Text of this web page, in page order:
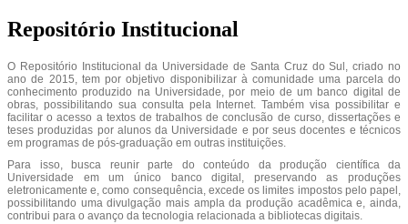
Repositório Institucional
O Repositório Institucional da Universidade de Santa Cruz do Sul, criado no
ano de 2015, tem por objetivo disponibilizar à comunidade uma parcela do
conhecimento produzido na Universidade, por meio de um banco digital de
obras, possibilitando sua consulta pela Internet. Também visa possibilitar e
facilitar o acesso a textos de trabalhos de conclusão de curso, dissertações e
teses produzidas por alunos da Universidade e por seus docentes e técnicos
em programas de pós-graduação em outras instituições.
Para isso, busca reunir parte do conteúdo da produção científica da
Universidade em um único banco digital, preservando as produções
eletronicamente e, como consequência, excede os limites impostos pelo papel,
possibilitando uma divulgação mais ampla da produção acadêmica e, ainda,
contribui para o avanço da tecnologia relacionada a bibliotecas digitais.